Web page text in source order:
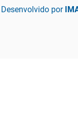
Desenvolvido por